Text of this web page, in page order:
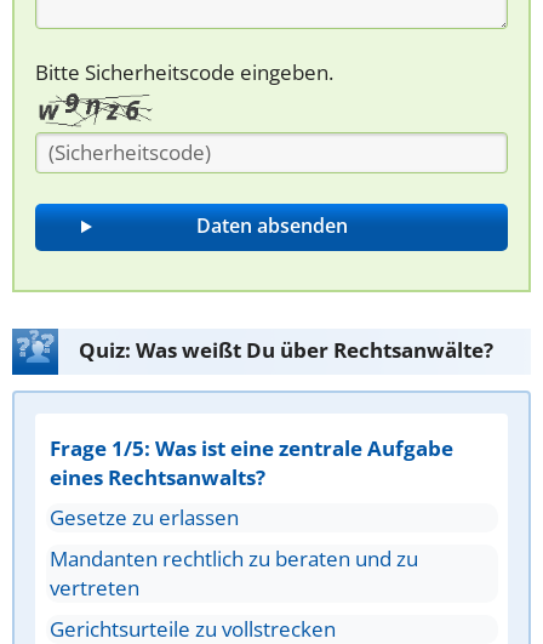
Bitte Sicherheitscode eingeben.
Quiz: Was weißt Du über Rechtsanwälte?
Frage 1/5: Was ist eine zentrale Aufgabe
eines Rechtsanwalts?
Gesetze zu erlassen
Mandanten rechtlich zu beraten und zu
vertreten
Gerichtsurteile zu vollstrecken